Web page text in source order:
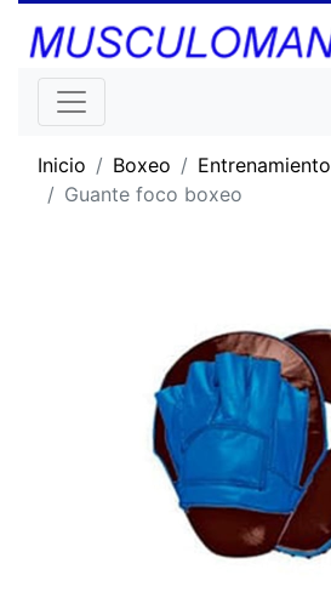
Inicio Boxeo
Entrenamiento
Guante foco boxeo